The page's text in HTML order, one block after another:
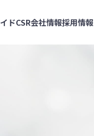
ドCSR会社情報採用情報